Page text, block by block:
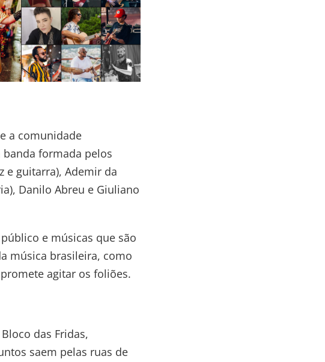
a comunidade
banda formada pelos
e guitarra), Ademir da
Danilo Abreu e Giuliano
e músicas que são
música brasileira, como
agitar os foliões.
das Fridas,
saem pelas ruas de